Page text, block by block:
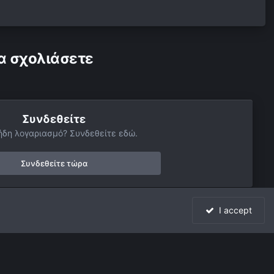
σχολιάσετε
Συνδεθείτε
λογαριασμό? Συνδεθείτε εδώ.
Συνδεθείτε τώρα
I accept